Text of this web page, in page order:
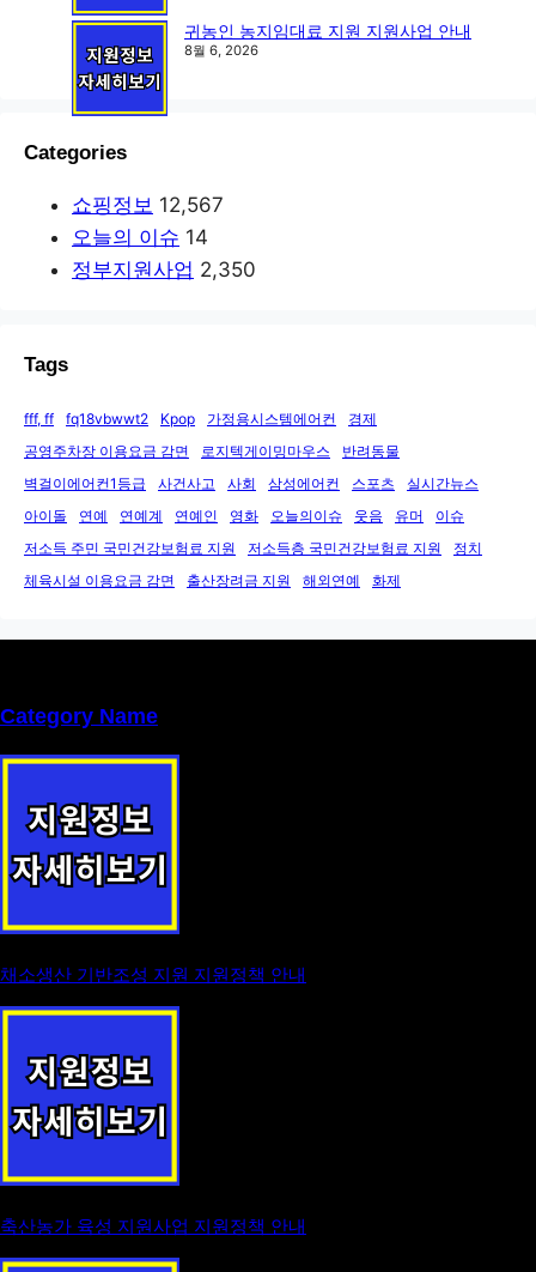
귀농인 농지임대료 지원 지원사업 안내
8월 6, 2026
Categories
쇼핑정보 12,567
오늘의 이슈 14
정부지원사업 2,350
Tags
fff, ff fq18vbwwt2 Kpop 가정용시스템에어컨
경제
공영주차장 이용요금 감면
로지텍게이밍마우스
반려동물
벽걸이에어컨1등급
사건사고 사회 삼성에어컨 스포츠
실시간뉴스
아이돌
연예 연예계 연예인 영화 오늘의이슈 웃음 유머
이슈
저소득 주민 국민건강보험료 지원
저소득층 국민건강보험료 지원
정치
체육시설 이용요금 감면
출산장려금 지원 해외연예 화제
Category Name
채소생산 기반조성 지원 지원정책 안내
축산농가 육성 지원사업 지원정책 안내